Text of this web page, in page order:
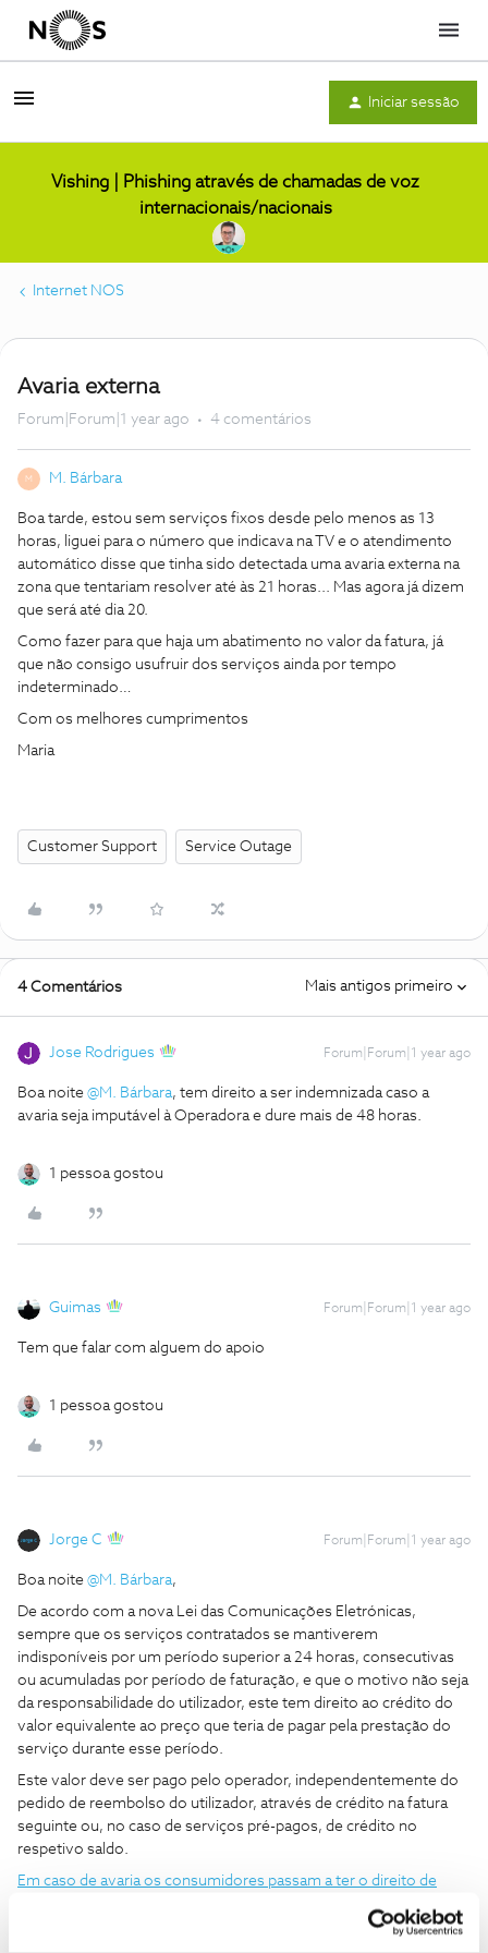
Menu
Iniciar sessão
Vishing | Phishing através de chamadas de voz
internacionais/nacionais
Internet NOS
Avaria externa
Forum|Forum|1 year ago 4 comentários
M M. Bárbara
Boa tarde, estou sem serviços fixos desde pelo menos as 13
horas, liguei para o número que indicava na TV e o atendimento
automático disse que tinha sido detectada uma avaria externa na
zona que tentariam resolver até às 21 horas... Mas agora já dizem
que será até dia 20.
Como fazer para que haja um abatimento no valor da fatura, já
que não consigo usufruir dos serviços ainda por tempo
indeterminado…
Com os melhores cumprimentos
Maria
Customer Support Service Outage
4 Comentários Mais antigos primeiro
Jose Rodrigues Forum|Forum|1 year ago
Boa noite ​ @M. Bárbara, tem direito a ser indemnizada caso a
avaria seja imputável à Operadora e dure mais de 48 horas.
1 pessoa gostou
Guimas Forum|Forum|1 year ago
Tem que falar com alguem do apoio
1 pessoa gostou
Jorge C Forum|Forum|1 year ago
Boa noite ​ @M. Bárbara,
De acordo com a nova Lei das Comunicações Eletrónicas,
sempre que os serviços contratados se mantiverem
indisponíveis por um período superior a 24 horas, consecutivas
ou acumuladas por período de faturação, e que o motivo não seja
da responsabilidade do utilizador, este tem direito ao crédito do
valor equivalente ao preço que teria de pagar pela prestação do
serviço durante esse período.
Este valor deve ser pago pelo operador, independentemente do
pedido de reembolso do utilizador, através de crédito na fatura
seguinte ou, no caso de serviços pré-pagos, de crédito no
respetivo saldo.
Em caso de avaria os consumidores passam a ter o direito de